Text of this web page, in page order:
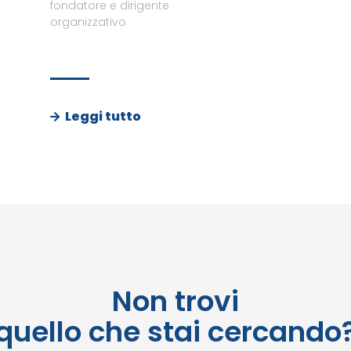
fondatore e dirigente
organizzativo
Leggi tutto
Non trovi
che stai